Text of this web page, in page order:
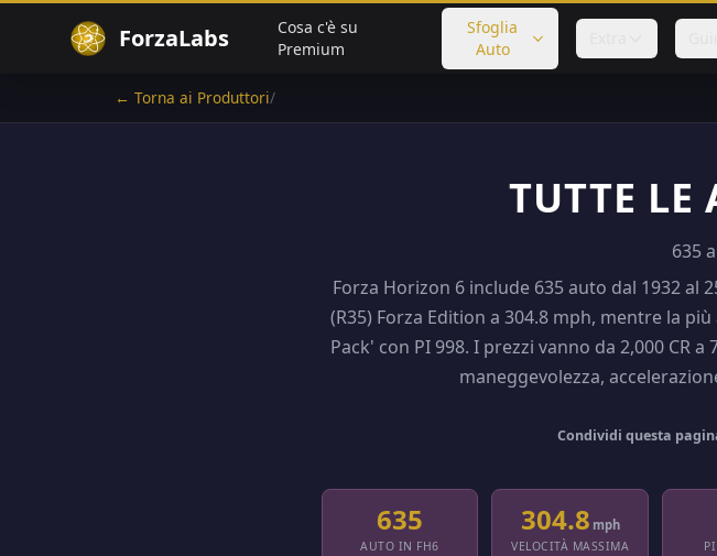
ForzaLabs
Cosa c'è su
Premium
Sfoglia
Auto
← Torna ai Produttori/
TUTTE
635
Forza Horizon 6 include 635 auto dal 1932 al
(R35) Forza Edition a 304.8 mph, mentre la
Pack' con PI 998. I prezzi vanno da 2,000 CR
maneggevolezza,
Condividi questa
635
AUTO IN FH6
304.8 mph
VELOCITÀ MASSIMA